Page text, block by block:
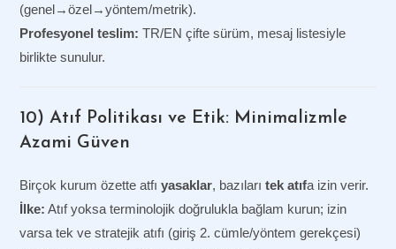
(genel→özel→yöntem/metrik).
Profesyonel teslim: TR/EN çifte sürüm, mesaj listesiyle
birlikte sunulur.
10) Atıf Politikası ve Etik: Minimalizmle
Azami Güven
Birçok kurum özette atfıyasaklar, bazılarıtek atıfa izin verir.
İlke: Atıf yoksa terminolojik doğrulukla bağlam kurun; izin
varsa tek ve stratejik atıfı (giriş 2. cümle/yöntem gerekçesi)